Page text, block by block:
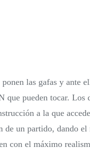
ponen las gafas y ante
que pueden tocar. Los
a la que
un partido, dando
con el máximo